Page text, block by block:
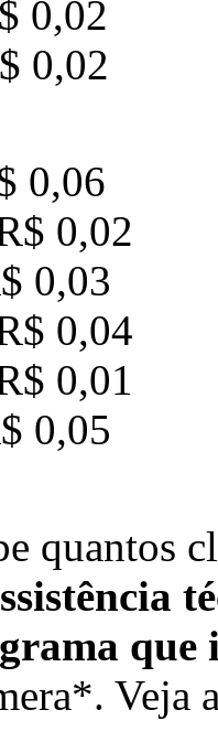
0,02
0,02
0,06
0,02
0,03
0,04
0,01
0,05
quantos
que
Veja